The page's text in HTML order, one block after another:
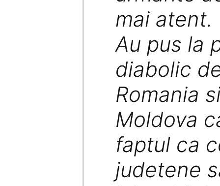
mai atent.
Au pus la
diabolic
Romania
Moldova
faptul ca
judetene